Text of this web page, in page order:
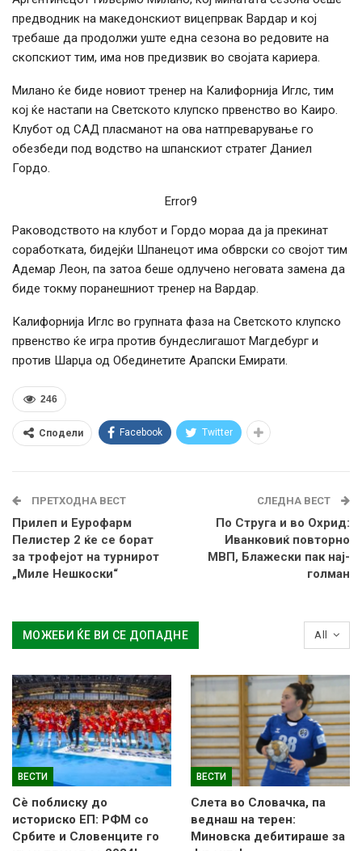
предводник на македонскиот вицепрвак Вардар и кој
требаше да продолжи уште една сезона во редовите на
скопскиот тим, има нов предизвик во својата кариера.
Милано ќе биде новиот тренер на Калифорнија Иглс, тим
кој ќе настапи на Светското клупско првенство во Каиро.
Клубот од САД пласманот на ова натпреварување го
обезбеди под водство на шпанскиот стратег Даниел
Гордо.
Error9
Раководството на клубот и Гордо мораа да ја прекинат
соработката, бидејќи Шпанецот има обврски со својот тим
Адемар Леон, па затоа беше одлучено неговата замена да
биде токму поранешниот тренер на Вардар.
Калифорнија Иглс во групната фаза на Светското клупско
првенство ќе игра против бундеслигашот Магдебург и
против Шарџа од Обединетите Арапски Емирати.
246
Сподели Facebook Twitter
ПРЕТХОДНА ВЕСТ
Прилеп и Еурофарм
Пелистер 2 ќе се борат
за трофејот на турнирот
„Миле Нешкоски“
СЛЕДНА ВЕСТ
По Струга и во Охрид:
Иванковиќ повторно
МВП, Блажески пак нај-
голман
All
МОЖЕБИ ЌЕ ВИ СЕ ДОПАДНЕ
ВЕСТИ
Сè поблиску до
историско ЕП: РФМ со
Србите и Словенците го
ВЕСТИ
Слетa во Словачка, па
веднаш на терен:
Миновска дебитираше за